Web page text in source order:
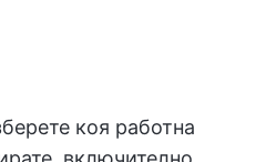
коя работна